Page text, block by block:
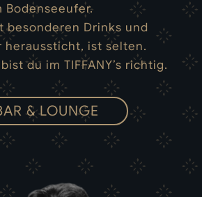
Bodenseeufer.
besonderen Drinks und
heraussticht, ist selten.
du im TIFFANY’s richtig.
& LOUNGE